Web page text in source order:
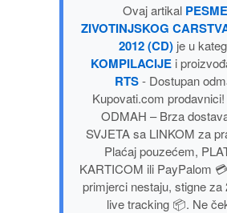
POEZIJA
POPULARNA
PRIČE
PUBLICISTIKA
PUTOPISI
Ovaj artikal
ZIVOTINJSKOG
2012 (CD) je u
KOMPILACIJEi
RTS- Dostupan
Kupovati.com
ODMAH – Brza
SVJETA sa LINKOM za
Plaćaj pouzećem,
KARTICOM ili PayPalom
primjerci nestaju, stigne za
live tracking 📦. Ne